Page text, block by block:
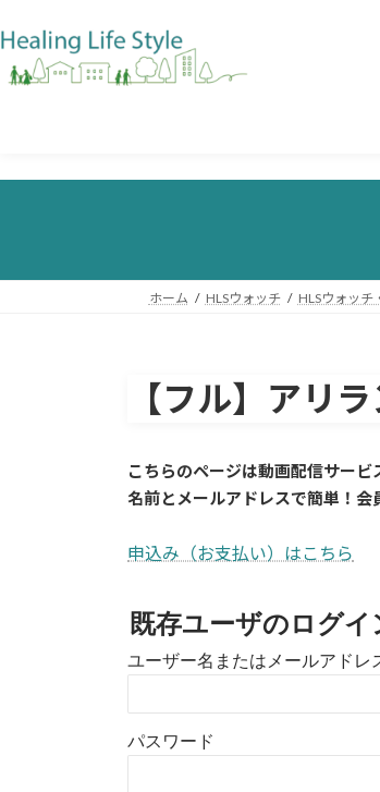
ホーム HLSウォッチ HLSウォッチ
【フル】アリ
こちらのページは動画配信サービ
名前とメールアドレスで簡単！会
申込み（お支払い）はこちら
既存ユーザのログイ
ユーザー名またはメールアドレ
パスワード